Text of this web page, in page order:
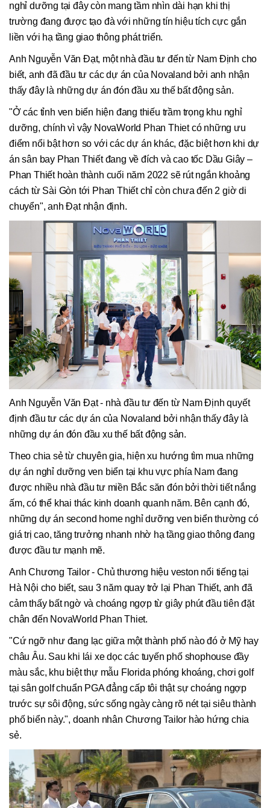
nghỉ dưỡng tại đây còn mang tầm nhìn dài hạn khi thị
trường đang được tạo đà với những tín hiệu tích cực gắn
liền với hạ tầng giao thông phát triển.
Anh Nguyễn Văn Đạt, một nhà đầu tư đến từ Nam Định cho
biết, anh đã đầu tư các dự án của Novaland bởi anh nhận
thấy đây là những dự án đón đầu xu thế bất động sản.
"Ở các tỉnh ven biển hiện đang thiếu trầm trọng khu nghỉ
dưỡng, chính vì vậy NovaWorld Phan Thiet có những ưu
điểm nổi bật hơn so với các dự án khác, đặc biệt hơn khi dự
án sân bay Phan Thiết đang về đích và cao tốc Dầu Giây –
Phan Thiết hoàn thành cuối năm 2022 sẽ rút ngắn khoảng
cách từ Sài Gòn tới Phan Thiết chỉ còn chưa đến 2 giờ di
chuyển", anh Đạt nhận định.
Anh Nguyễn Văn Đạt - nhà đầu tư đến từ Nam Định quyết
định đầu tư các dự án của Novaland bởi nhận thấy đây là
những dự án đón đầu xu thế bất động sản.
Theo chia sẻ từ chuyên gia, hiện xu hướng tìm mua những
dự án nghỉ dưỡng ven biển tại khu vực phía Nam đang
được nhiều nhà đầu tư miền Bắc săn đón bởi thời tiết nắng
ấm, có thể khai thác kinh doanh quanh năm. Bên cạnh đó,
những dự án second home nghỉ dưỡng ven biển thường có
giá trị cao, tăng trưởng nhanh nhờ hạ tầng giao thông đang
được đầu tư mạnh mẽ.
Anh Chương Tailor - Chủ thương hiệu veston nổi tiếng tại
Hà Nội cho biết, sau 3 năm quay trở lại Phan Thiết, anh đã
cảm thấy bất ngờ và choáng ngợp từ giây phút đầu tiên đặt
chân đến NovaWorld Phan Thiet.
"Cứ ngỡ như đang lạc giữa một thành phố nào đó ở Mỹ hay
châu Âu. Sau khi lái xe dọc các tuyến phố shophouse đầy
màu sắc, khu biệt thự mẫu Florida phóng khoáng, chơi golf
tại sân golf chuẩn PGA đẳng cấp tôi thật sự choáng ngợp
trước sự sôi động, sức sống ngày càng rõ nét tại siêu thành
phố biển này.", doanh nhân Chương Tailor hào hứng chia
sẻ.